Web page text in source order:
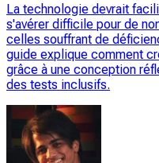
La technologie devrait
s'avérer difficile pour de
celles souffrant de
guide explique comment
grâce à une conception
des tests inclusifs.